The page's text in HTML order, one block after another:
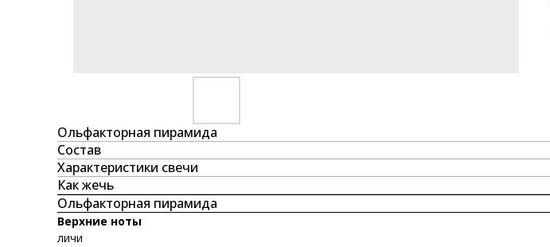
Ольфакторная пирамида
Состав
Характеристики свечи
Как жечь
Ольфакторная пирамида
Верхние ноты
личи